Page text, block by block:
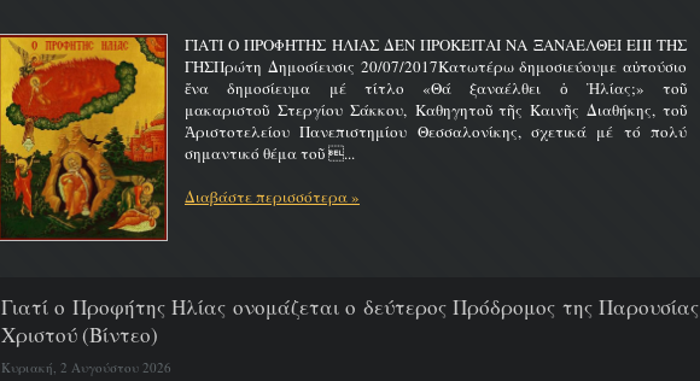
ΓΙΑΤΙ Ο ΠΡΟΦΗΤΗΣ ΗΛΙΑΣ ΔΕΝ ΠΡΟΚΕΙΤΑΙ ΝΑ ΞΑΝΑΕΛΘΕΙ ΕΠΙ ΤΗΣ
ΓΗΣΠρώτη Δημοσίευσις 20/07/2017Κατωτέρω δημοσιεύουμε αὐτούσιο
ἕνα δημοσίευμα μέ τίτλο «Θά ξαναέλθει ὁ Ἠλίας;» τοῦ
μακαριστοῦ Στεργίου Σάκκου, Καθηγητοῦ τῆς Καινῆς Διαθήκης, τοῦ
Ἀριστοτελείου Πανεπιστημίου Θεσσαλονίκης, σχετικά μέ τό πολύ
σημαντικό θέμα τοῦ ...
Διαβάστε περισσότερα »
Γιατί ο Προφήτης Ηλίας ονομάζεται ο δεύτερος Πρόδρομος της Παρουσίας
Χριστού (Βίντεο)
Κυριακή, 2 Αυγούστου 2026